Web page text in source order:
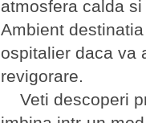
atmosfera calda
Ambient
ospitalier daca va
revigorare.
Veti descoperi